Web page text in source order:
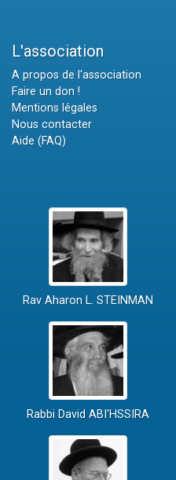
L'association
A propos de l'association
Faire un don !
Mentions légales
Nous contacter
Aide (FAQ)
Rav Aharon L. STEINMAN
Rabbi David ABI'HSSIRA